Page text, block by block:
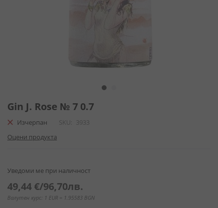
към
началото
на
галерия
със
Gin J. Rose № 7 0.7
Изчерпан SKU
3933
Оцени продукта
Уведоми ме при наличност
49,44 €/96,70лв.
Валутен курс: 1 EUR = 1.95583 BGN